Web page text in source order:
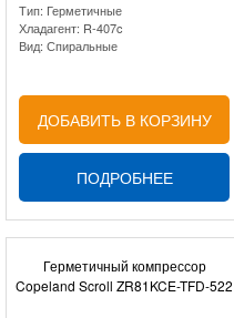
Тип: Герметичные
Хладагент: R-407c
Вид: Спиральные
ДОБАВИТЬ В КОРЗИНУ
ПОДРОБНЕЕ
Герметичный компрессор
Copeland Scroll ZR81KCE-TFD-522